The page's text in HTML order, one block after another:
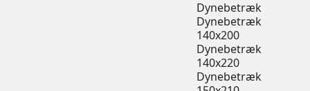
Dynebetræk
Dynebetræk
140x200
Dynebetræk
140x220
Dynebetræk